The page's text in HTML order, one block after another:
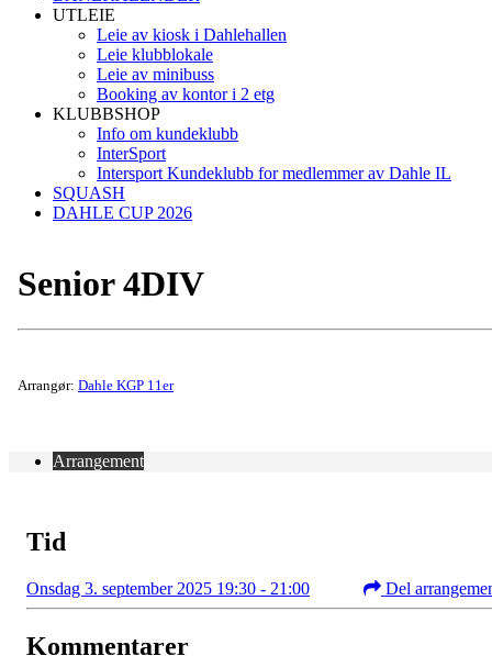
UTLEIE
Leie av kiosk i Dahlehallen
Leie klubblokale
Leie av minibuss
Booking av kontor i 2 etg
KLUBBSHOP
Info om kundeklubb
InterSport
Intersport Kundeklubb for medlemmer av Dahle IL
SQUASH
DAHLE CUP 2026
Senior 4DIV
Arrangør: Dahle KGP 11er
Arrangement
Tid
Onsdag 3. september 2025 19:30 - 21:00 Del
Kommentarer